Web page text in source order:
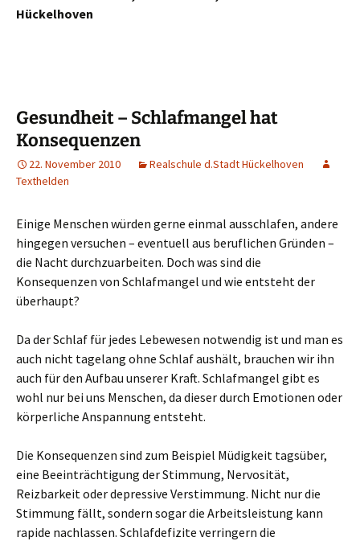
Hückelhoven
Gesundheit – Schlafmangel hat
Konsequenzen
22. November 2010
Realschule d.Stadt Hückelhoven
Texthelden
Einige Menschen würden gerne einmal ausschlafen, andere
hingegen versuchen – eventuell aus beruflichen Gründen –
die Nacht durchzuarbeiten. Doch was sind die
Konsequenzen von Schlafmangel und wie entsteht der
überhaupt?
Da der Schlaf für jedes Lebewesen notwendig ist und man es
auch nicht tagelang ohne Schlaf aushält, brauchen wir ihn
auch für den Aufbau unserer Kraft. Schlafmangel gibt es
wohl nur bei uns Menschen, da dieser durch Emotionen oder
körperliche Anspannung entsteht.
Die Konsequenzen sind zum Beispiel Müdigkeit tagsüber,
eine Beeinträchtigung der Stimmung, Nervosität,
Reizbarkeit oder depressive Verstimmung. Nicht nur die
Stimmung fällt, sondern sogar die Arbeitsleistung kann
rapide nachlassen. Schlafdefizite verringern die